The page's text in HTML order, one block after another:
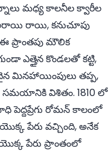
మధ్య కాలనీల క్వారీల
రాయి, కనుచూపు
ప్రాంతపు మౌలిక
ఎత్తైన కొండలతో కట్టి,
మినహాయింపులు తప్ప,
సమయానికి విశితం. 1810 లో
పెద్దప్రేగు రోమన్ కాలంలో
పేరు వచ్చింది, అనేక
యొక్క పేరు ప్రాంతంలో